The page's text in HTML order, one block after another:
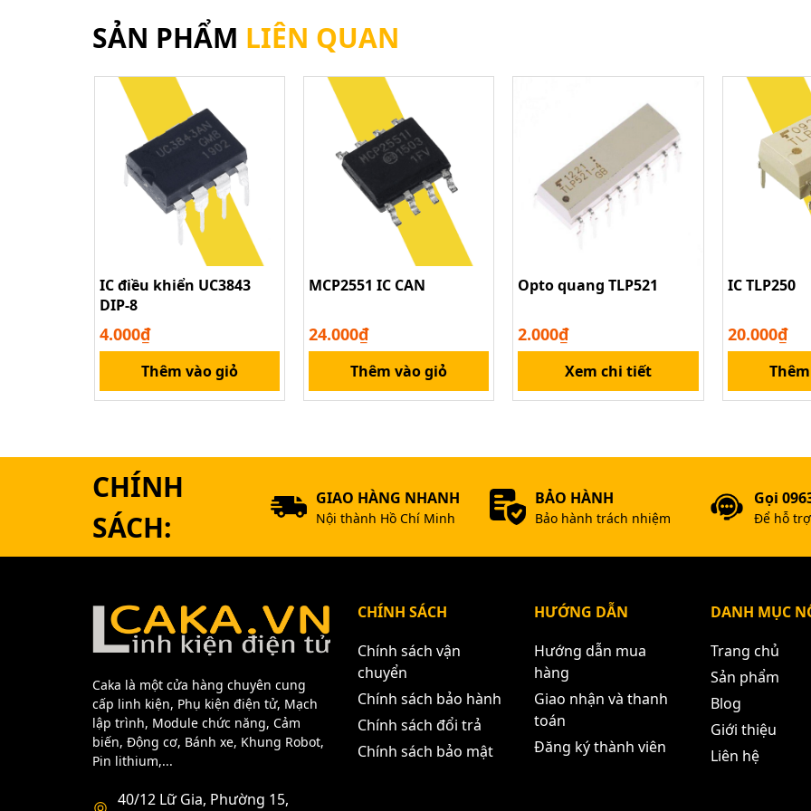
SẢN PHẨM LIÊN QUAN
IC điều khiển UC3843
DIP-8
4.000₫
Thêm vào giỏ
MCP2551 IC CAN
24.000₫
Thêm vào giỏ
Opto quang TLP521
2.000₫
Xem chi tiết
IC TLP250
20.000₫
CHÍNH
SÁCH:
GIAO HÀNG NHANH
Nội thành Hồ Chí Minh
BẢO HÀNH
Bảo hành trách nhiệm
Gọi
Để hỗ
Caka là một cửa hàng chuyên cung
cấp linh kiện, Phụ kiện điện tử, Mạch
lập trình, Module chức năng, Cảm
biến, Động cơ, Bánh xe, Khung Robot,
Pin lithium,...
40/12 Lữ Gia, Phường 15,
CHÍNH SÁCH
Chính sách vận
chuyển
Chính sách bảo hành
Chính sách đổi trả
Chính sách bảo mật
HƯỚNG DẪN
Hướng dẫn mua
hàng
Giao nhận và thanh
toán
Đăng ký thành viên
DANH MỤC
Trang chủ
Sản phẩm
Blog
Giới thiệu
Liên hệ